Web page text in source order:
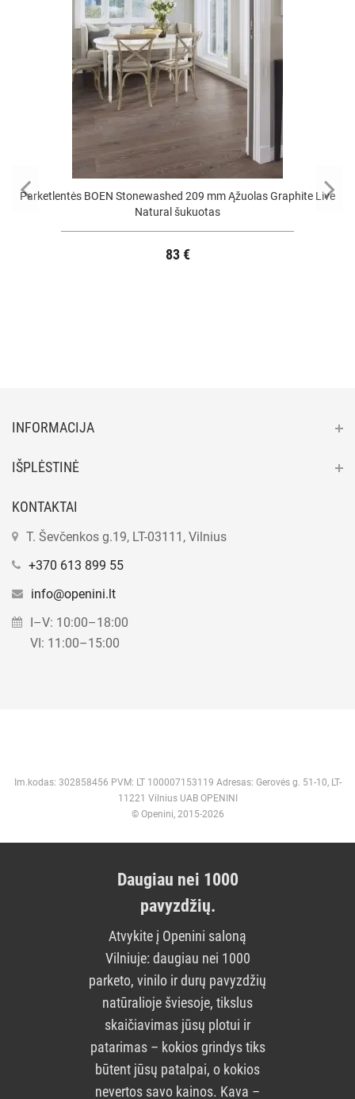
Parketlentės BOEN Stonewashed 209 mm Ąžuolas Graphite Live
Natural šukuotas
83 €
INFORMACIJA
IŠPLĖSTINĖ
KONTAKTAI
T. Ševčenkos g.19, LT-03111, Vilnius
+370 613 899 55
info@openini.lt
I–V: 10:00–18:00
VI: 11:00–15:00
Im.kodas: 302858456 PVM: LT 100007153119 Adresas: Gerovės g. 51-10, LT-
11221 Vilnius UAB OPENINI
© Openini, 2015-2026
Daugiau nei 1000
pavyzdžių.
Atvykite į Openini saloną
Vilniuje: daugiau nei 1000
parketo, vinilo ir durų pavyzdžių
natūralioje šviesoje, tikslus
skaičiavimas jūsų plotui ir
patarimas – kokios grindys tiks
būtent jūsų patalpai, o kokios
nevertos savo kainos. Kava –